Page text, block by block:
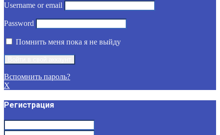
Username or email
Password
Помнить меня пока я не выйду
Вспомнить пароль?
X
Регистрация